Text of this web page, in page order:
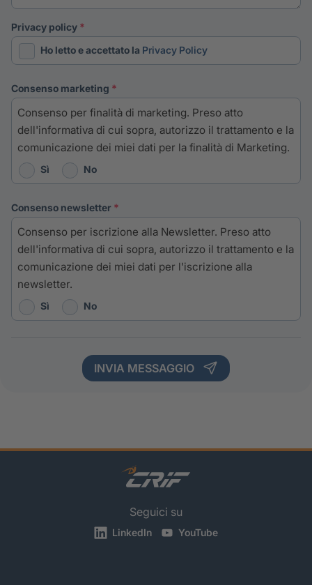
privacy policy
Ho letto e accettato la Privacy Policy
consenso marketing
Consenso per finalità di marketing. Preso atto
dell'informativa di cui sopra, autorizzo il trattamento e la
comunicazione dei miei dati per la finalità di Marketing.
Sì No
consenso newsletter
Consenso per iscrizione alla Newsletter. Preso atto
dell'informativa di cui sopra, autorizzo il trattamento e la
comunicazione dei miei dati per l'iscrizione alla
newsletter.
Sì No
INVIA MESSAGGIO
Seguici su
LinkedIn YouTube